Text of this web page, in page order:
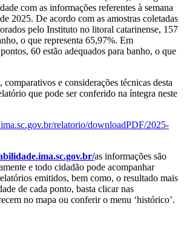
com as informações referentes à semana
2025. De acordo com as amostras coletadas
pelo Instituto no litoral catarinense, 157
o que representa 65,97%. Em
60 estão adequados para banho, o que
comparativos e considerações técnicas desta
que pode ser conferido na íntegra neste
relatorio/downloadPDF/2025-
as informações são
e todo cidadão pode acompanhar
emitidos, bem como, o resultado mais
de cada ponto, basta clicar nas
no mapa ou conferir o menu ‘histórico’.